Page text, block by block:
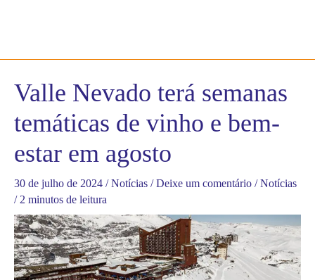
Valle Nevado terá semanas
temáticas de vinho e bem-
estar em agosto
30 de julho de 2024 /Notícias /Deixe um comentário /Notícias
/ 2 minutos de leitura